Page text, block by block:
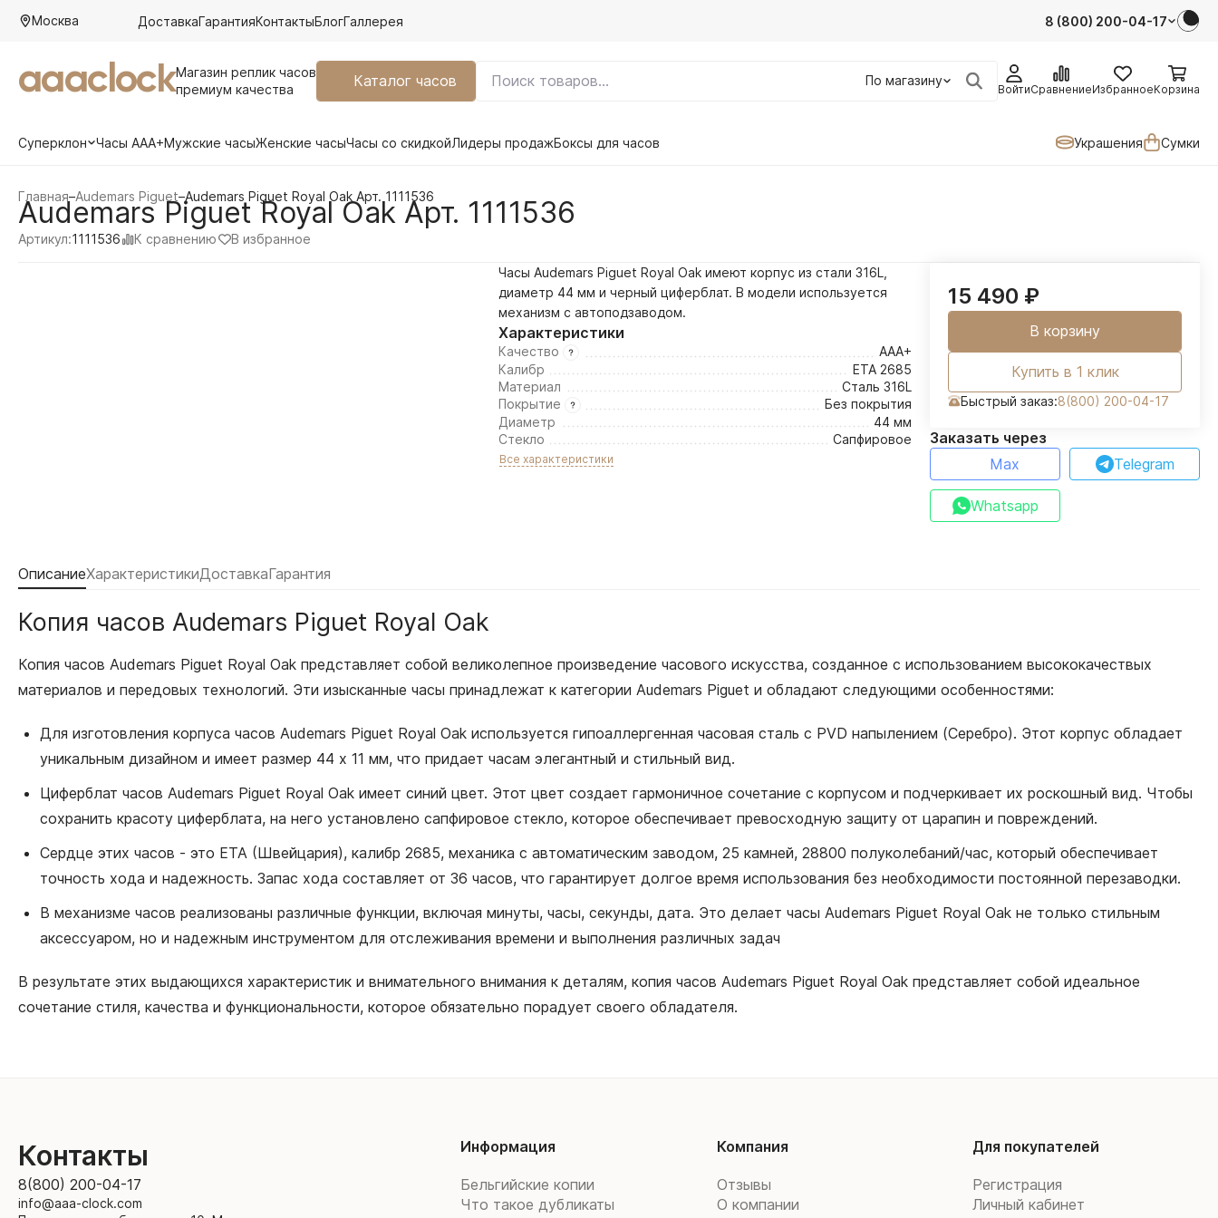
Москва ДоставкаГарантияКонтактыБлогГаллерея 8 (800) 200-04-17
aaaclockМагазин реплик часов
премиум качества
Каталог часов По магазину
ВойтиСравнениеИзбранноеКорзина
Суперклон Часы AAA+Мужские часыЖенские часыЧасы со скидкойЛидеры продажБоксы для часов Украшения Сумки
Главная–Audemars Piguet–Audemars Piguet Royal Oak Арт. 1111536
Audemars Piguet Royal Oak Арт. 1111536
Артикул:1111536 К сравнению В избранное
Часы Audemars Piguet Royal Oak имеют корпус из стали 316L,
диаметр 44 мм и черный циферблат. В модели используется
механизм с автоподзаводом.
Характеристики
Качество
AAA+
Калибр
ETA 2685
Материал
Сталь 316L
Покрытие
Без покрытия
Диаметр
44 мм
Стекло
Сапфировое
Все характеристики
15 490 ₽
В корзину
Купить в 1 клик
Быстрый заказ:8(800) 200-04-17
Заказать через
Max
Telegram
Whatsapp
ОписаниеХарактеристикиДоставкаГарантия
Копия часов Audemars Piguet Royal Oak
Копия часов Audemars Piguet Royal Oak представляет собой великолепное произведение часового искусства, созданное с использованием высококачествых
материалов и передовых технологий. Эти изысканные часы принадлежат к категории Audemars Piguet и обладают следующими особенностями:
Для изготовления корпуса часов Audemars Piguet Royal Oak используется гипоаллергенная часовая сталь с PVD напылением (Серебро). Этот корпус обладает
уникальным дизайном и имеет размер 44 x 11 мм, что придает часам элегантный и стильный вид.
Циферблат часов Audemars Piguet Royal Oak имеет синий цвет. Этот цвет создает гармоничное сочетание с корпусом и подчеркивает их роскошный вид. Чтобы
сохранить красоту циферблата, на него установлено сапфировое стекло, которое обеспечивает превосходную защиту от царапин и повреждений.
Сердце этих часов - это ETA (Швейцария), калибр 2685, механика с автоматическим заводом, 25 камней, 28800 полуколебаний/час, который обеспечивает
точность хода и надежность. Запас хода составляет от 36 часов, что гарантирует долгое время использования без необходимости постоянной перезаводки.
В механизме часов реализованы различные функции, включая минуты, часы, секунды, дата. Это делает часы Audemars Piguet Royal Oak не только стильным
аксессуаром, но и надежным инструментом для отслеживания времени и выполнения различных задач
В результате этих выдающихся характеристик и внимательного внимания к деталям, копия часов Audemars Piguet Royal Oak представляет собой идеальное
сочетание стиля, качества и функциональности, которое обязательно порадует своего обладателя.
Контакты
8(800) 200-04-17
info@aaa-clock.com
Информация
Бельгийские копии
Что такое дубликаты
Компания
Отзывы
О компании
Для покупателей
Регистрация
Личный кабинет